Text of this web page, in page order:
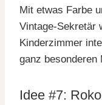
Mit etwas Farbe
Vintage-Sekretär
Kinderzimmer
ganz besonderen
Idee #7: